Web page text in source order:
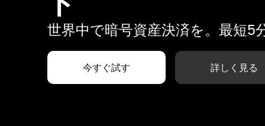
世界中で暗号資産決済を。最短5
今すぐ試す 詳しく見る